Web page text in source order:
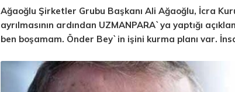
Ağaoğlu Şirketler Grubu Başkanı Ali Ağaoğlu, İcra
ayrılmasının ardından UZMANPARA`ya yaptığı
ben boşamam. Önder Bey`in işini kurma planı var.